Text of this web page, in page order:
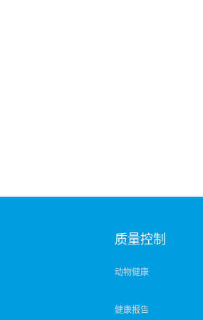
质量控制
动物健康
健康报告